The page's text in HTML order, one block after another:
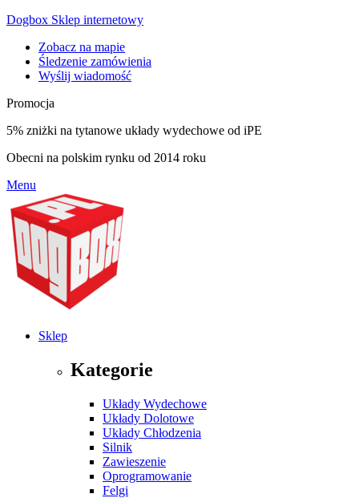
Dogbox Sklep internetowy
Zobacz na mapie
Śledzenie zamówienia
Wyślij wiadomość
Promocja
5% zniżki na tytanowe układy wydechowe od iPE
Obecni na polskim rynku od 2014 roku
Menu
Sklep
Kategorie
Układy Wydechowe
Układy Dolotowe
Układy Chłodzenia
Silnik
Zawieszenie
Oprogramowanie
Felgi